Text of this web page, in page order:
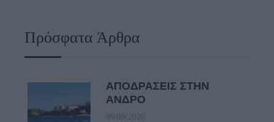
Πρόσφατα Άρθρα
ΑΠΟΔΡΑΣΕΙΣ ΣΤΗΝ
ΑΝΔΡΟ
09/08/2026